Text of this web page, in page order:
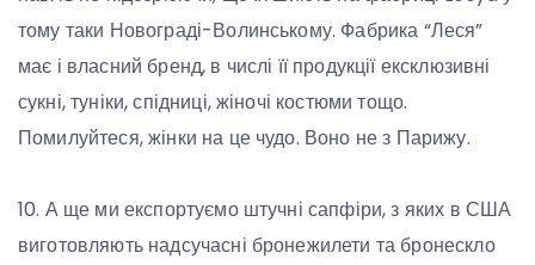
тому таки Новограді-Волинському. Фабрика “Леся”
має і власний бренд, в числі її продукції ексклюзивні
сукні, туніки, спідниці, жіночі костюми тощо.
Помилуйтеся, жінки на це чудо. Воно не з Парижу.
10. А ще ми експортуємо штучні сапфіри, з яких в США
виготовляють надсучасні бронежилети та бронескло